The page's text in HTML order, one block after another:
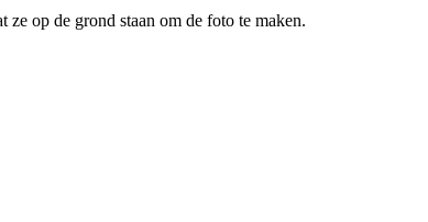
ze op de grond staan om de foto te maken.